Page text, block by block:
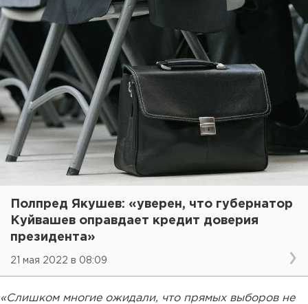
Полпред Якушев: «уверен, что губернатор
Куйвашев оправдает кредит доверия
президента»
21 мая 2022 в 08:09
«Слишком многие ожидали, что прямых выборов не